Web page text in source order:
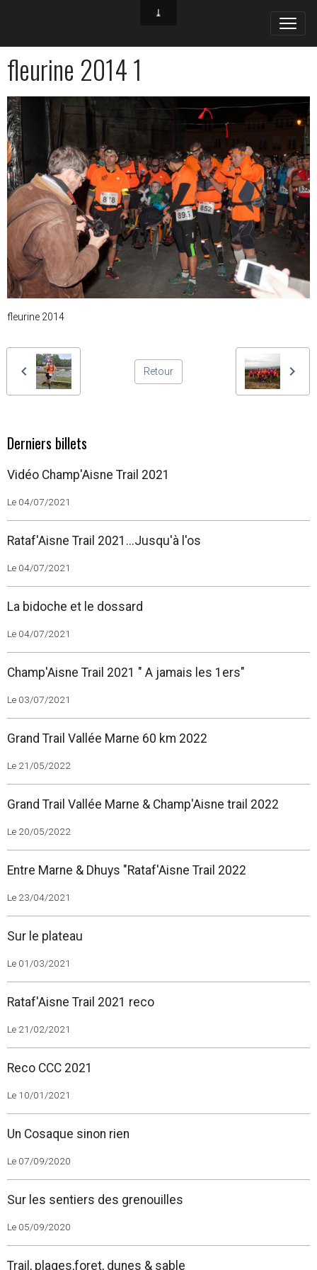
fleurine 2014 1
fleurine 2014
Retour
Derniers billets
Vidéo Champ'Aisne Trail 2021
Le 04/07/2021
Rataf'Aisne Trail 2021...Jusqu'à l'os
Le 04/07/2021
La bidoche et le dossard
Le 04/07/2021
Champ'Aisne Trail 2021 " A jamais les 1ers"
Le 03/07/2021
Grand Trail Vallée Marne 60 km 2022
Le 21/05/2022
Grand Trail Vallée Marne & Champ'Aisne trail 2022
Le 20/05/2022
Entre Marne & Dhuys "Rataf'Aisne Trail 2022
Le 23/04/2021
Sur le plateau
Le 01/03/2021
Rataf'Aisne Trail 2021 reco
Le 21/02/2021
Reco CCC 2021
Le 10/01/2021
Un Cosaque sinon rien
Le 07/09/2020
Sur les sentiers des grenouilles
Le 05/09/2020
Trail, plages,foret, dunes & sable